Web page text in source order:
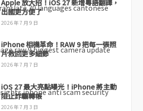
Apple 放大招！iOS 27 新增粵語翻譯，
出國更方便了
2026 年 7 月 9 日
iPhone 相機革命！RAW 9 把每一張照
片救回更多細節
2026 年 7 月 7 日
iOS 27 最大亮點曝光！iPhone 將主動
阻止詐騙轉帳
2026 年 7 月 3 日